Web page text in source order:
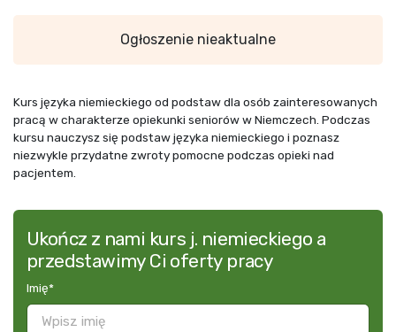
Ogłoszenie nieaktualne
Kurs języka niemieckiego od podstaw dla osób zainteresowanych
pracą w charakterze opiekunki seniorów w Niemczech. Podczas
kursu nauczysz się podstaw języka niemieckiego i poznasz
niezwykle przydatne zwroty pomocne podczas opieki nad
pacjentem.
Ukończ z nami kurs j. niemieckiego a
przedstawimy Ci oferty pracy
Imię*